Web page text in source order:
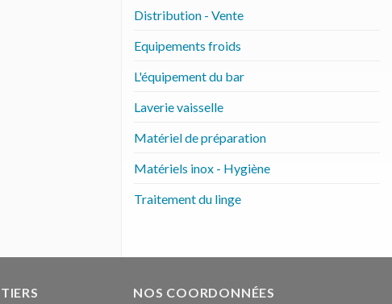
Distribution - Vente
Equipements froids
L'équipement du bar
Laverie vaisselle
Matériel de préparation
Matériels inox - Hygiène
Traitement du linge
NOS COORDONNÉES